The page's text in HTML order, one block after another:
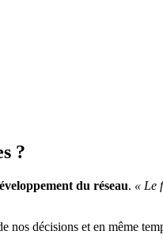
?
du réseau. « Le
décisions et en même